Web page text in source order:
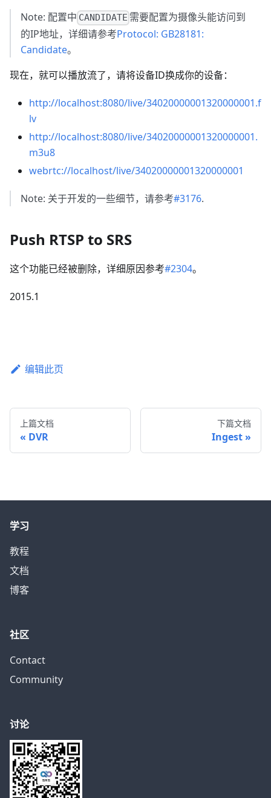
Note: 配置中 CANDIDATE 需要配置为摄像头能访问到
的IP地址，详细请参考Protocol: GB28181:
Candidate。
现在，就可以播放流了，请将设备ID换成你的设备：
http://localhost:8080/live/34020000001320000001.f
lv
http://localhost:8080/live/34020000001320000001.
m3u8
webrtc://localhost/live/34020000001320000001
Note: 关于开发的一些细节，请参考#3176.
Push RTSP to SRS
这个功能已经被删除，详细原因参考#2304。
2015.1
编辑此页
上篇文档
DVR
下篇文档
Ingest
学习
教程
文档
博客
社区
Contact
Community
讨论